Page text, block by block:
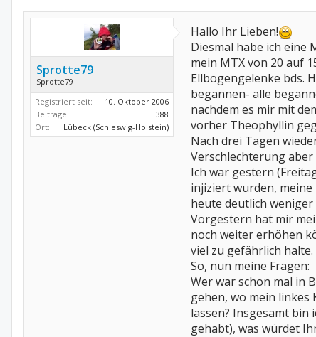
Sprotte79
Sprotte79
Registriert seit:
10. Oktober 2006
Beiträge:
388
Ort:
Lübeck (Schleswig-Holstein)
Hallo Ihr Lieben!
Diesmal habe ich eine
mein MTX von 20 auf
Ellbogengelenke bds.
begannen- alle
nachdem es mir mit
vorher Theophyllin
Nach drei Tagen
Verschlechterung
Ich war gestern
injiziert wurden, meine
heute deutlich weniger
Vorgestern hat mir
noch weiter erhöhen
viel zu gefährlich halte.
So, nun meine Fragen:
Wer war schon mal in
gehen, wo mein linkes
lassen? Insgesamt bin
gehabt), was würdet